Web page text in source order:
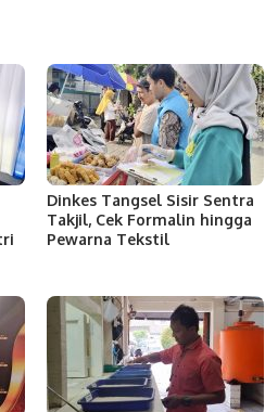
Dinkes Tangsel Sisir Sentra
Takjil, Cek Formalin hingga
Pewarna Tekstil